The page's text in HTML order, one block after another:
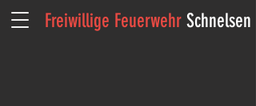
Freiwillige Feuerwehr Schnelsen